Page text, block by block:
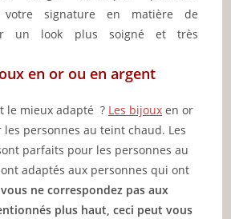
votre signature en matière de
un look plus soigné et très
en or ou en argent
le mieux adapté ? Les bijoux en or
personnes au teint chaud. Les
parfaits pour les personnes au
adaptés aux personnes qui ont
ne correspondez pas aux
plus haut, ceci peut vous